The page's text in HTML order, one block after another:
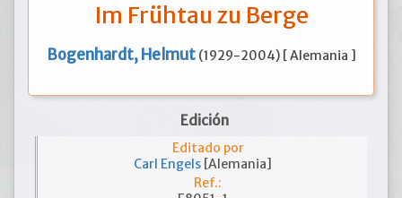
Im Frühtau zu Berge
Bogenhardt, Helmut (1929-2004) [ Alemania ]
Edición
Editado por
Carl Engels [Alemania]
Ref.: